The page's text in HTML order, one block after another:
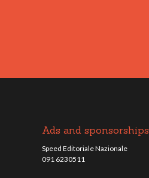
Ads and sponsorships
Speed Editoriale Nazionale
091 6230511